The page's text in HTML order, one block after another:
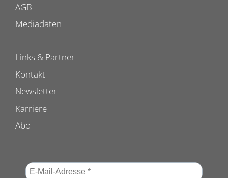
AGB
Mediadaten
Links & Partner
Kontakt
Newsletter
Karriere
Abo